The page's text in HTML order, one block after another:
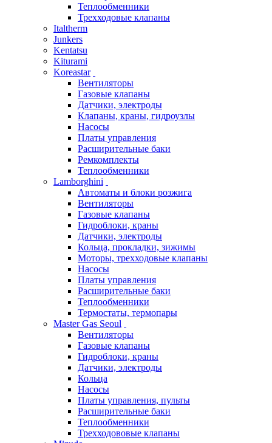
Теплообменники
Трехходовые клапаны
Italtherm
Junkers
Kentatsu
Kiturami
Koreastar
Вентиляторы
Газовые клапаны
Датчики, электроды
Клапаны, краны, гидроузлы
Насосы
Платы управления
Расширительные баки
Ремкомплекты
Теплообменники
Lamborghini
Автоматы и блоки розжига
Вентиляторы
Газовые клапаны
Гидроблоки, краны
Датчики, электроды
Кольца, прокладки, зижимы
Моторы, трехходовые клапаны
Насосы
Платы управления
Расширительные баки
Теплообменники
Термостаты, термопары
Master Gas Seoul
Вентиляторы
Газовые клапаны
Гидроблоки, краны
Датчики, электроды
Кольца
Насосы
Платы управления, пульты
Расширительные баки
Теплообменники
Трехходововые клапаны